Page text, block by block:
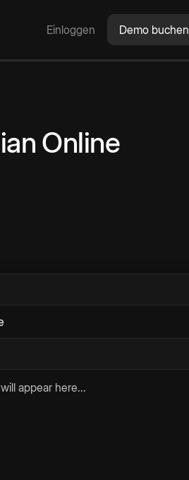
Einloggen Demo buchen
Online
appear here...